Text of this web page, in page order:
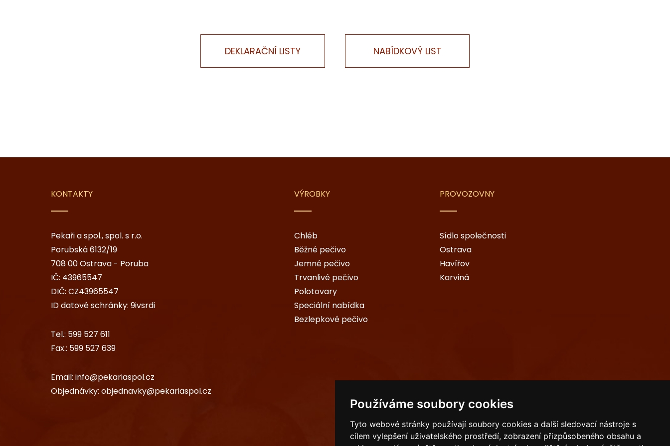
Používáme soubory cookies
Tyto webové stránky používají soubory cookies a další sledovací nástroje s
cílem vylepšení uživatelského prostředí, zobrazení přizpůsobeného obsahu a
DEKLARAČNÍ LISTY NABÍDKOVÝ LIST
KONTAKTY
Pekaři a spol., spol. s r.o.
Porubská 6132/19
708 00 Ostrava - Poruba
IČ: 43965547
DIČ: CZ43965547
ID datové schránky: 9ivsrdi
Tel.: 599 527 611
Fax.: 599 527 639
Email: info@pekariaspol.cz
Objednávky: objednavky@pekariaspol.cz
VÝROBKY
Chléb
Běžné pečivo
Jemné pečivo
Trvanlivé pečivo
Polotovary
Speciální nabídka
Bezlepkové pečivo
PROVOZOVNY
Sídlo společnosti
Ostrava
Havířov
Karviná